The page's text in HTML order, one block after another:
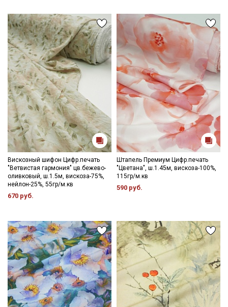
Вискозный шифон Цифр.печать
"Ветвистая гармония" цв.бежево-
оливковый, ш.1.5м, вискоза-75%,
нейлон-25%, 55гр/м.кв
670 руб.
Штапель Премиум Цифр.печать
"Цветана", ш.1.45м, вискоза-100%,
115гр/м.кв
590 руб.
Секретная рассылка от Купава
Мы публикуем здесь дополнительные
промокоды и скидки до 30% на узкие
категории тканей
Электронная почта
Подписаться
Ознакомлен(а) сПолитикой обработки персональных
данныхи даюСогласие на обработку персональных
данных
ДаюСогласие на получение рекламных и
информационных рассылок